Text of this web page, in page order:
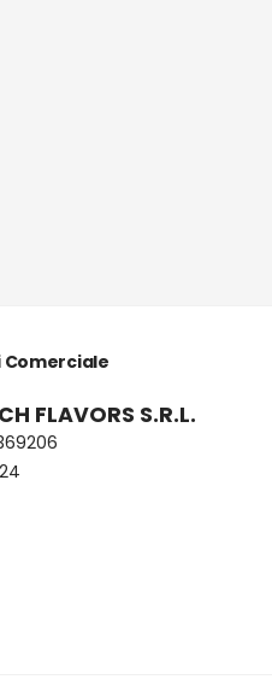
FLAVORS S.R.L.